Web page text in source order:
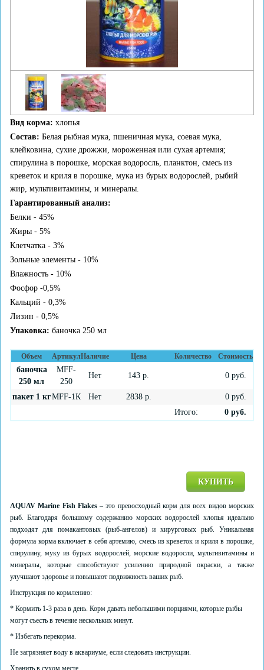
Вид корма: хлопья
Состав: Белая рыбная мука, пшеничная мука, соевая мука,
клейковина, сухие дрожжи, мороженная или сухая артемия;
спирулина в порошке, морская водоросль, планктон, смесь из
креветок и криля в порошке, мука из бурых водорослей, рыбий
жир, мультивитамины, и минералы.
Гарантированный анализ:
Белки - 45%
Жиры - 5%
Клетчатка - 3%
Зольные элементы - 10%
Влажность - 10%
Фосфор -0,5%
Кальций - 0,3%
Лизин - 0,5%
Упаковка: баночка 250 мл
Объем АртикулНаличие Цена Количество Стоимость
баночка
250 мл
MFF-
250
Нет 143 р. 0руб.
пакет 1 кгMFF-1К Нет 2838р. 0руб.
Итого:
0 руб.
КУПИТЬ
AQUAV Marine Fish Flakes– это превосходный корм для всех видов морских
рыб. Благодаря большому содержанию морских водорослей хлопья идеально
подходят для помакантовых (рыб-ангелов) и хирурговых рыб. Уникальная
формула корма включает в себя артемию, смесь из креветок и криля в порошке,
спирулину, муку из бурых водорослей, морские водоросли, мультивитамины и
минералы, которые способствуют усилению природной окраски, а также
улучшают здоровье и повышают подвижность ваших рыб.
Инструкция по кормлению:
* Кормить 1-3 раза в день. Корм давать небольшими порциями, которые рыбы
могут съесть в течение нескольких минут.
* Избегать перекорма.
Не загрязняет воду в аквариуме, если следовать инструкции.